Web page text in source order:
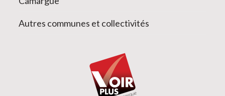
Autres communes et collectivités